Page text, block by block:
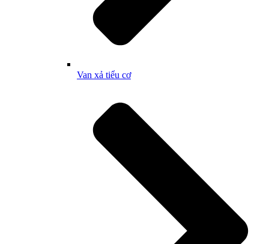
Van xả tiểu cơ